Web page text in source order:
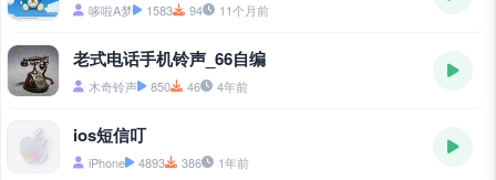
哆啦A梦 1583 94 11个月前
老式电话手机铃声_66自编
木奇铃声 850 46 4年前
ios短信叮
iPhone 4893 386 1年前